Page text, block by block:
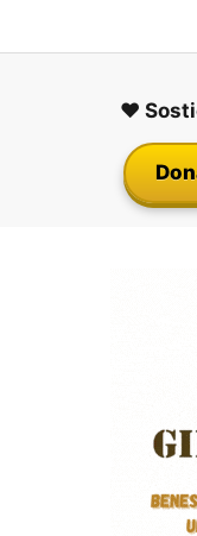
❤️